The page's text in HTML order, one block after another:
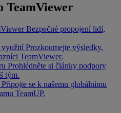
TeamViewer
Bezpečné propojení lidí,
využití Prozkoumejte výsledky,
TeamViewer.
Prohlédněte si články podpory
tým.
Připojte se k našemu globálnímu
TeamUP.